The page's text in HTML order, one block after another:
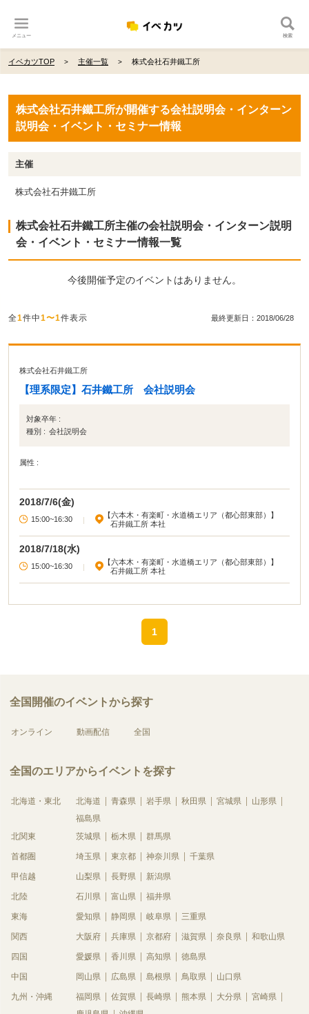
メニュー 検索
イベカツTOP 主催一覧 株式会社石井鐵工所
株式会社石井鐵工所が開催する会社説明会・インターン
説明会・イベント・セミナー情報
主催
株式会社石井鐵工所
株式会社石井鐵工所主催の会社説明会・インターン説明
会・イベント・セミナー情報一覧
今後開催予定のイベントはありません。
全1件中1〜1件表示 最終更新日：2018/06/28
株式会社石井鐵工所
【理系限定】石井鐵工所 会社説明会
対象卒年 :
種別 : 会社説明会
属性 :
2018/7/6(金)
15:00~16:30 |
【六本木・有楽町・水道橋エリア（都心部東部）】
石井鐵工所 本社
2018/7/18(水)
15:00~16:30 |
【六本木・有楽町・水道橋エリア（都心部東部）】
石井鐵工所 本社
1
全国開催のイベントから探す
オンライン 動画配信 全国
全国のエリアからイベントを探す
北海道・東北 北海道 青森県 岩手県 秋田県 宮城県
山形県
福島県
北関東
茨城県 栃木県 群馬県
首都圏 埼玉県 東京都 神奈川県 千葉県
甲信越 山梨県 長野県 新潟県
北陸 石川県 富山県 福井県
東海 愛知県 静岡県 岐阜県 三重県
関西 大阪府 兵庫県 京都府 滋賀県 奈良県 和歌山県
四国 愛媛県 香川県 高知県 徳島県
中国 岡山県 広島県 島根県 鳥取県 山口県
九州・沖縄 福岡県 佐賀県 長崎県 熊本県 大分県
宮崎県